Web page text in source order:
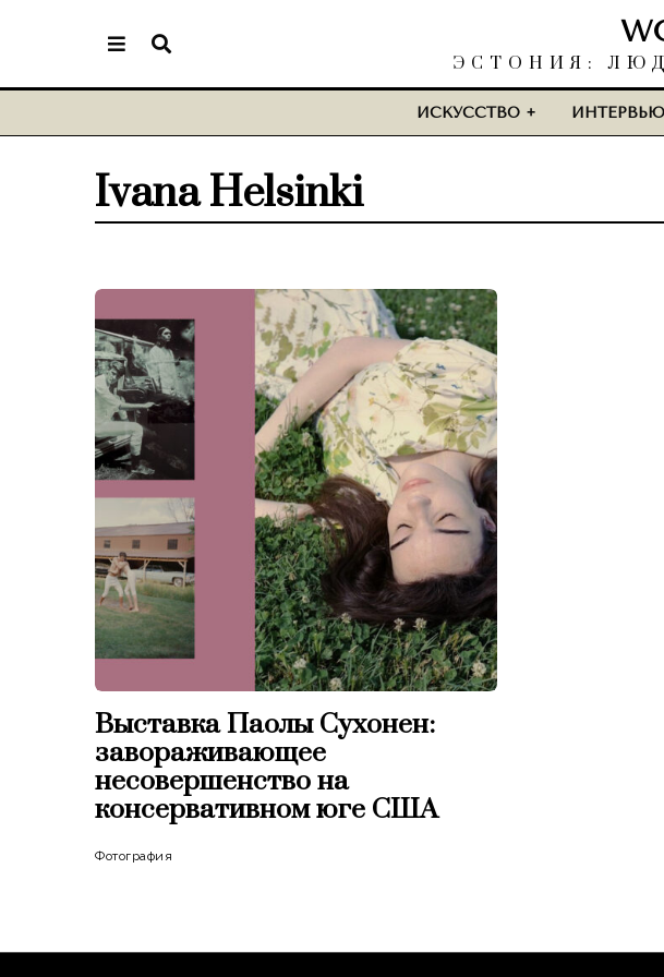
ЭСТОНИЯ:
ИСКУССТВО ИНТЕРВЬЮ
Ivana Helsinki
Выставка Паолы Сухонен:
завораживающее
несовершенство на
консервативном юге США
Фотография